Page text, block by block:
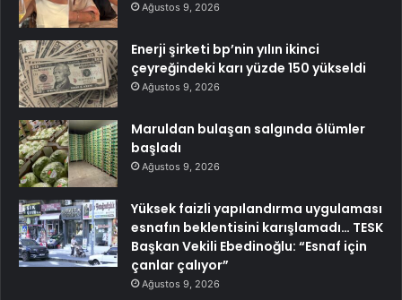
Ağustos 9, 2026
Enerji şirketi bp’nin yılın ikinci
çeyreğindeki karı yüzde 150 yükseldi
Ağustos 9, 2026
Maruldan bulaşan salgında ölümler
başladı
Ağustos 9, 2026
Yüksek faizli yapılandırma uygulaması
esnafın beklentisini karışlamadı… TESK
Başkan Vekili Ebedinoğlu: “Esnaf için
çanlar çalıyor”
Ağustos 9, 2026